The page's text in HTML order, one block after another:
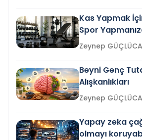
Kas Yapmak
Spor
Zeynep
Beyni Genç
Alışkanlıkları
Zeynep
Yapay zeka
olmayı